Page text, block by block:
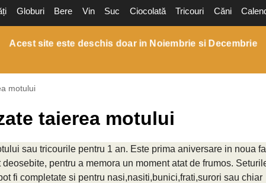
Globuri Bere Vin Suc Ciocolată Tricouri Căni
Acest site este deschis doar in Noiembrie si Decembrie
motului
taierea motului
sau tricourile pentru 1 an. Este prima aniversare in noua
pentru a memora un moment atat de frumos.
fi completate si pentru nasi,nasiti,bunici,frati,surori sau chiar